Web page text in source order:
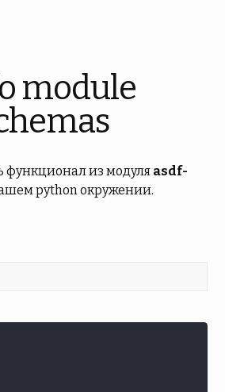
module
функционал из модуля asdf-
python окружении.